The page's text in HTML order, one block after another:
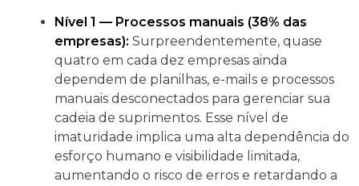
Nível 1 — Processos manuais (38% das
empresas): Surpreendentemente, quase
quatro em cada dez empresas ainda
dependem de planilhas, e-mails e processos
manuais desconectados para gerenciar sua
cadeia de suprimentos. Esse nível de
imaturidade implica uma alta dependência do
esforço humano e visibilidade limitada,
aumentando o risco de erros e retardando a